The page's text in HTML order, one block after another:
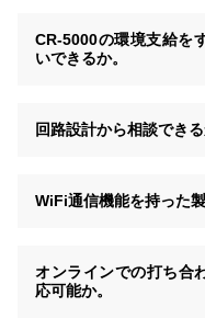
CR-5000の環境支給を
いできるか。
回路設計から相談できる
WiFi通信機能を持った
オンラインでの打ち合
応可能か。